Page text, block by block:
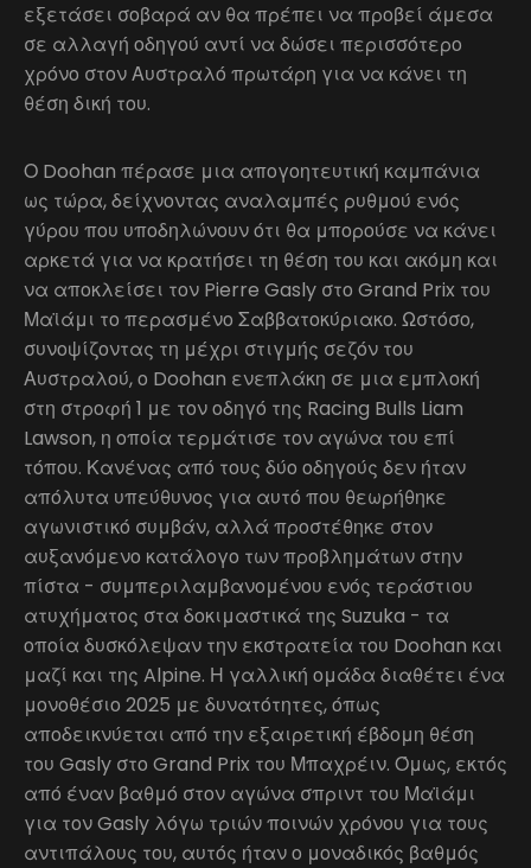
εξετάσει σοβαρά αν θα πρέπει να προβεί άμεσα
σε αλλαγή οδηγού αντί να δώσει περισσότερο
χρόνο στον Αυστραλό πρωτάρη για να κάνει τη
θέση δική του.
Ο Doohan πέρασε μια απογοητευτική καμπάνια
ως τώρα, δείχνοντας αναλαμπές ρυθμού ενός
γύρου που υποδηλώνουν ότι θα μπορούσε να κάνει
αρκετά για να κρατήσει τη θέση του και ακόμη και
να αποκλείσει τον Pierre Gasly στο Grand Prix του
Μαϊάμι το περασμένο Σαββατοκύριακο. Ωστόσο,
συνοψίζοντας τη μέχρι στιγμής σεζόν του
Αυστραλού, ο Doohan ενεπλάκη σε μια εμπλοκή
στη στροφή 1 με τον οδηγό της Racing Bulls Liam
Lawson, η οποία τερμάτισε τον αγώνα του επί
τόπου. Κανένας από τους δύο οδηγούς δεν ήταν
απόλυτα υπεύθυνος για αυτό που θεωρήθηκε
αγωνιστικό συμβάν, αλλά προστέθηκε στον
αυξανόμενο κατάλογο των προβλημάτων στην
πίστα - συμπεριλαμβανομένου ενός τεράστιου
ατυχήματος στα δοκιμαστικά της Suzuka - τα
οποία δυσκόλεψαν την εκστρατεία του Doohan και
μαζί και της Alpine. Η γαλλική ομάδα διαθέτει ένα
μονοθέσιο 2025 με δυνατότητες, όπως
αποδεικνύεται από την εξαιρετική έβδομη θέση
του Gasly στο Grand Prix του Μπαχρέιν. Όμως, εκτός
από έναν βαθμό στον αγώνα σπριντ του Μαϊάμι
για τον Gasly λόγω τριών ποινών χρόνου για τους
αντιπάλους του, αυτός ήταν ο μοναδικός βαθμός